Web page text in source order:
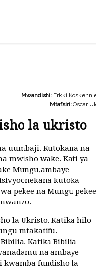
Mwandishi: Erkki
Mtafsiri:Oscar
la ukristo
uumbaji. Kutokana na
mwisho wake. Kati ya
Mungu,ambaye
kutoka
pekee na Mungu
la Ukristo. Katika hilo
mtakatifu.
Katika Bibilia
na ambaye
kwamba fundisho la